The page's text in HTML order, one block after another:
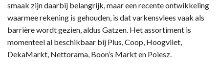
smaak zijn daarbij belangrijk, maar een recente ontwikkeling
waarmee rekening is gehouden, is dat varkensvlees vaak als
barrière wordt gezien, aldus Gatzen. Het assortiment is
momenteel al beschikbaar bij Plus, Coop, Hoogvliet,
DekaMarkt, Nettorama, Boon’s Markt en Poiesz.